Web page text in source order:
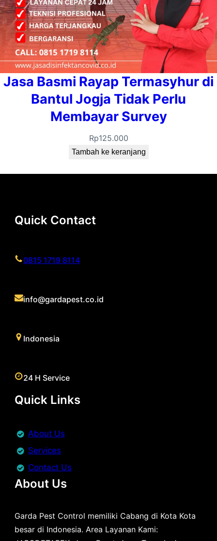
Jasa Basmi Rayap Termasyhur di
Bantul Jogja Tidak Perlu
Membayar Survey
Rp125.000
Tambah ke keranjang
Quick Contact
0815 1719 8114
info@gardapest.co.id
Indonesia
24 H Service
Quick Links
About Us
Services
Contact Us
About Us
Garda Pest Control memiliki Cabang di Kota Kota
besar di Indonesia. Area Layanan Kami: